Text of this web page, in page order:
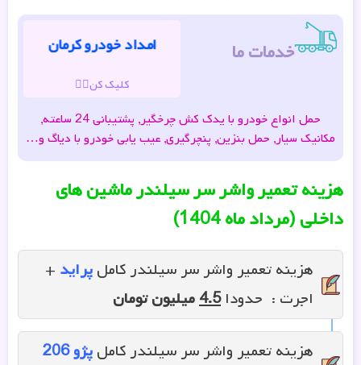
امداد خودرو کرمان
کلیک کن👆🏽
خدمات ما
حمل انواع خودرو با یدک کش چرخگیر, پشتیبانی 24 ساعته,
مکانیک سیار, حمل بنزین, پنچرگیری, عیب یابی خودرو با دیاگ و…
هزینه تعمیر واشر سر سیلندر ماشین های
داخلی (مرداد ماه 1404)
هزینه تعمیر واشر سر سیلندر کامل پراید +
اجرت : حدودا4.5میلیون تومان
هزینه تعمیر واشر سر سیلندر کامل پژو 206